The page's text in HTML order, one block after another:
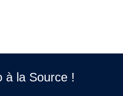
à la Source !